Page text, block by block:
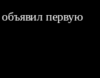
первую